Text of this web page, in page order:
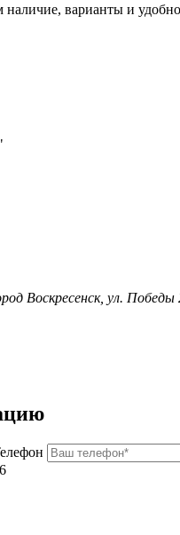
варианты и
Воскресенск, ул. Победы